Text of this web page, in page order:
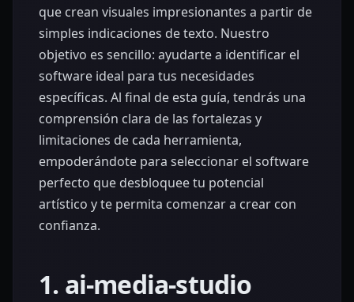
que crean visuales impresionantes a partir de
simples indicaciones de texto. Nuestro
objetivo es sencillo: ayudarte a identificar el
software ideal para tus necesidades
específicas. Al final de esta guía, tendrás una
comprensión clara de las fortalezas y
limitaciones de cada herramienta,
empoderándote para seleccionar el software
perfecto que desbloquee tu potencial
artístico y te permita comenzar a crear con
confianza.
1. ai-media-studio